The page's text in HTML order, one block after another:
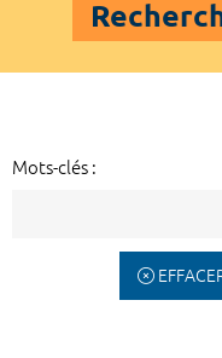
Mots-clés :